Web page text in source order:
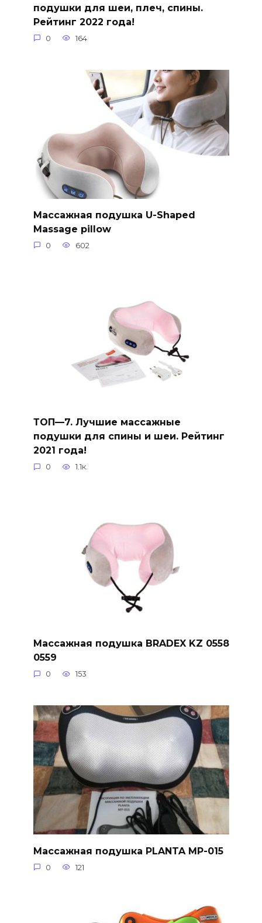
подушки для шеи, плеч, спины.
Рейтинг 2022 года!
0 164
Массажная подушка U-Shaped
Massage pillow
0 602
ТОП—7. Лучшие массажные
подушки для спины и шеи. Рейтинг
2021 года!
0 1.1к.
Массажная подушка BRADEX KZ 0558
0559
0 153
Массажная подушка PLANTA MP-015
0 121